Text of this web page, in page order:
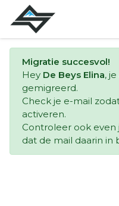
Migratie succesvol!
Hey De Beys Elina,
gemigreerd.
Check je e-mail
activeren.
Controleer ook even
dat de mail daarin in